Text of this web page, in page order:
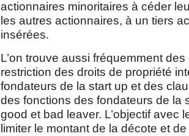
actionnaires minoritaires à céder
les autres actionnaires, à un tiers
insérées.
L’on trouve aussi fréquemment
restriction des droits de propriété
fondateurs de la start up et des
des fonctions des fondateurs de la
good et bad leaver. L’objectif avec
limiter le montant de la décote et